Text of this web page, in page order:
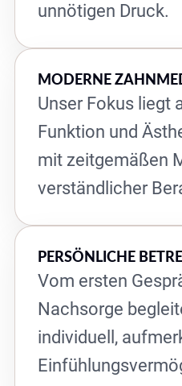
unnötigen Druck.
MODERNE
Unser Fokus liegt
Funktion und
mit zeitgemäßen
verständlicher
PERSÖNLICHE
Vom ersten
Nachsorge
individuell,